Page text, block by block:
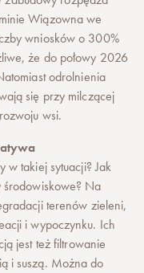
Wiązowna we
wniosków o 300%
że do połowy 2026
odrolnienia
się przy milczącej
wsi.
w takiej sytuacji? Jak
Na
terenów zieleni,
i wypoczynku. Ich
jest też filtrowanie
i suszą. Można do